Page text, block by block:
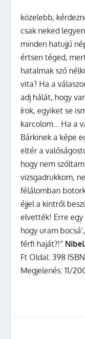
közelebb,
csak neked
minden hatujjú
értsen téged,
hatalmak szó
vita? Ha a
adj hálát, hogy
írok, egyiket se
karcolom… Ha a
Bárkinek a képe
eltér a
hogy nem
vizsgadrukkom,
félálomban
éjjel a kintről
elvették! Erre
hogy uram
férfi haját?!”
Ft Oldal: 398
Megjelenés: 11/